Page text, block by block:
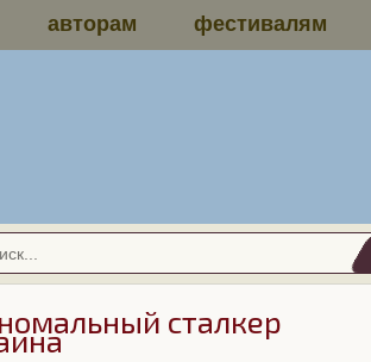
авторам фестивалям
сталкер